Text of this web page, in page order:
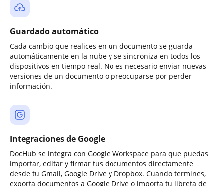
Guardado automático
Cada cambio que realices en un documento se guarda
automáticamente en la nube y se sincroniza en todos los
dispositivos en tiempo real. No es necesario enviar nuevas
versiones de un documento o preocuparse por perder
información.
Integraciones de Google
DocHub se integra con Google Workspace para que puedas
importar, editar y firmar tus documentos directamente
desde tu Gmail, Google Drive y Dropbox. Cuando termines,
exporta documentos a Google Drive o importa tu libreta de